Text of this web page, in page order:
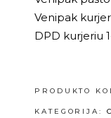
Venipak
DPD kurjeriu
PRODUKTO
KATEGORIJA: